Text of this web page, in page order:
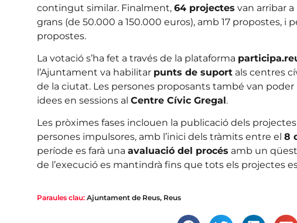
contingut similar. Finalment, 64 projectes van arribar
grans (de 50.000 a 150.000 euros), amb 17 propostes, i
propostes.
La votació s’ha fet a través de la plataforma
l’Ajuntament va habilitar punts de suportals centres
de la ciutat. Les persones proposants també van
idees en sessions al Centre Cívic Gregal.
Les pròximes fases inclouen la publicació dels
persones impulsores, amb l’inici dels tràmits entre el 8
període es farà una avaluació del procés amb un
de l’execució es mantindrà fins que tots els projectes
Paraules clau: Ajuntament de Reus, Reus